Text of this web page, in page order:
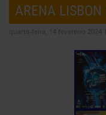
ARENA
quarta-feira, 14 fevereiro 2024